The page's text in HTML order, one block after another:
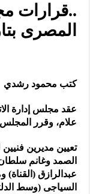
..قرارات
المصرى بتاريخ 26
كتب محمود رشدي
عقد مجلس إدارة
علام، وقرر المجلس
تعيين مديرين
الصمد وغانم
عبد الرازق
السياجى (وسط